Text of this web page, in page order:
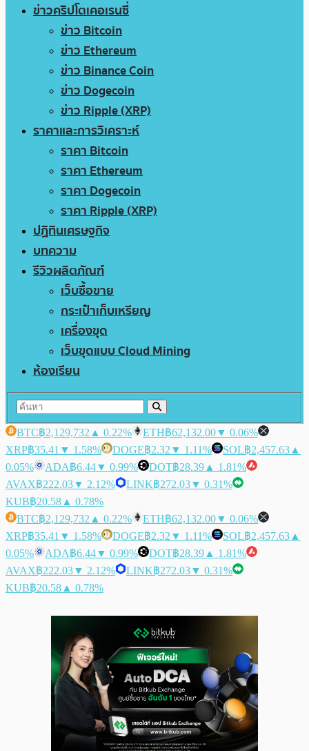
ข่าวคริปโตเคอเรนซี่
ข่าว Bitcoin
ข่าว Ethereum
ข่าว Binance Coin
ข่าว Dogecoin
ข่าว Ripple (XRP)
ราคาและการวิเคราะห์
ราคา Bitcoin
ราคา Ethereum
ราคา Dogecoin
ราคา Ripple (XRP)
ปฏิทินเศรษฐกิจ
บทความ
รีวิวผลิตภัณฑ์
เว็บซื้อขาย
กระเป๋าเก็บเหรียญ
เครื่องขุด
เว็บขุดแบบ Cloud Mining
ห้องเรียน
BTC฿2,129,732 ▲ 0.22% ETH฿62,132.00▼ 0.06%
XRP฿35.41 ▼ 1.58% DOGE฿2.32 ▼ 1.11% SOL฿2,457.63 ▲
0.05%
ADA฿6.44▼ 0.99% DOT฿28.39 ▲ 1.81%
AVAX฿222.03▼ 2.12% LINK฿272.03▼ 0.31%
KUB฿20.58 ▲ 0.78%
BTC฿2,129,732 ▲ 0.22% ETH฿62,132.00▼ 0.06%
XRP฿35.41 ▼ 1.58% DOGE฿2.32 ▼ 1.11% SOL฿2,457.63 ▲
0.05%
ADA฿6.44▼ 0.99% DOT฿28.39 ▲ 1.81%
AVAX฿222.03▼ 2.12% LINK฿272.03▼ 0.31%
KUB฿20.58 ▲ 0.78%